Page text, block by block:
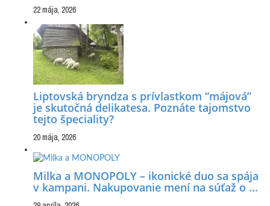
22 mája, 2026
Liptovská bryndza s prívlastkom “májová”
je skutočná delikatesa. Poznáte tajomstvo
tejto špeciality?
20 mája, 2026
Milka a MONOPOLY – ikonické duo sa spája
v kampani. Nakupovanie mení na súťaž o ...